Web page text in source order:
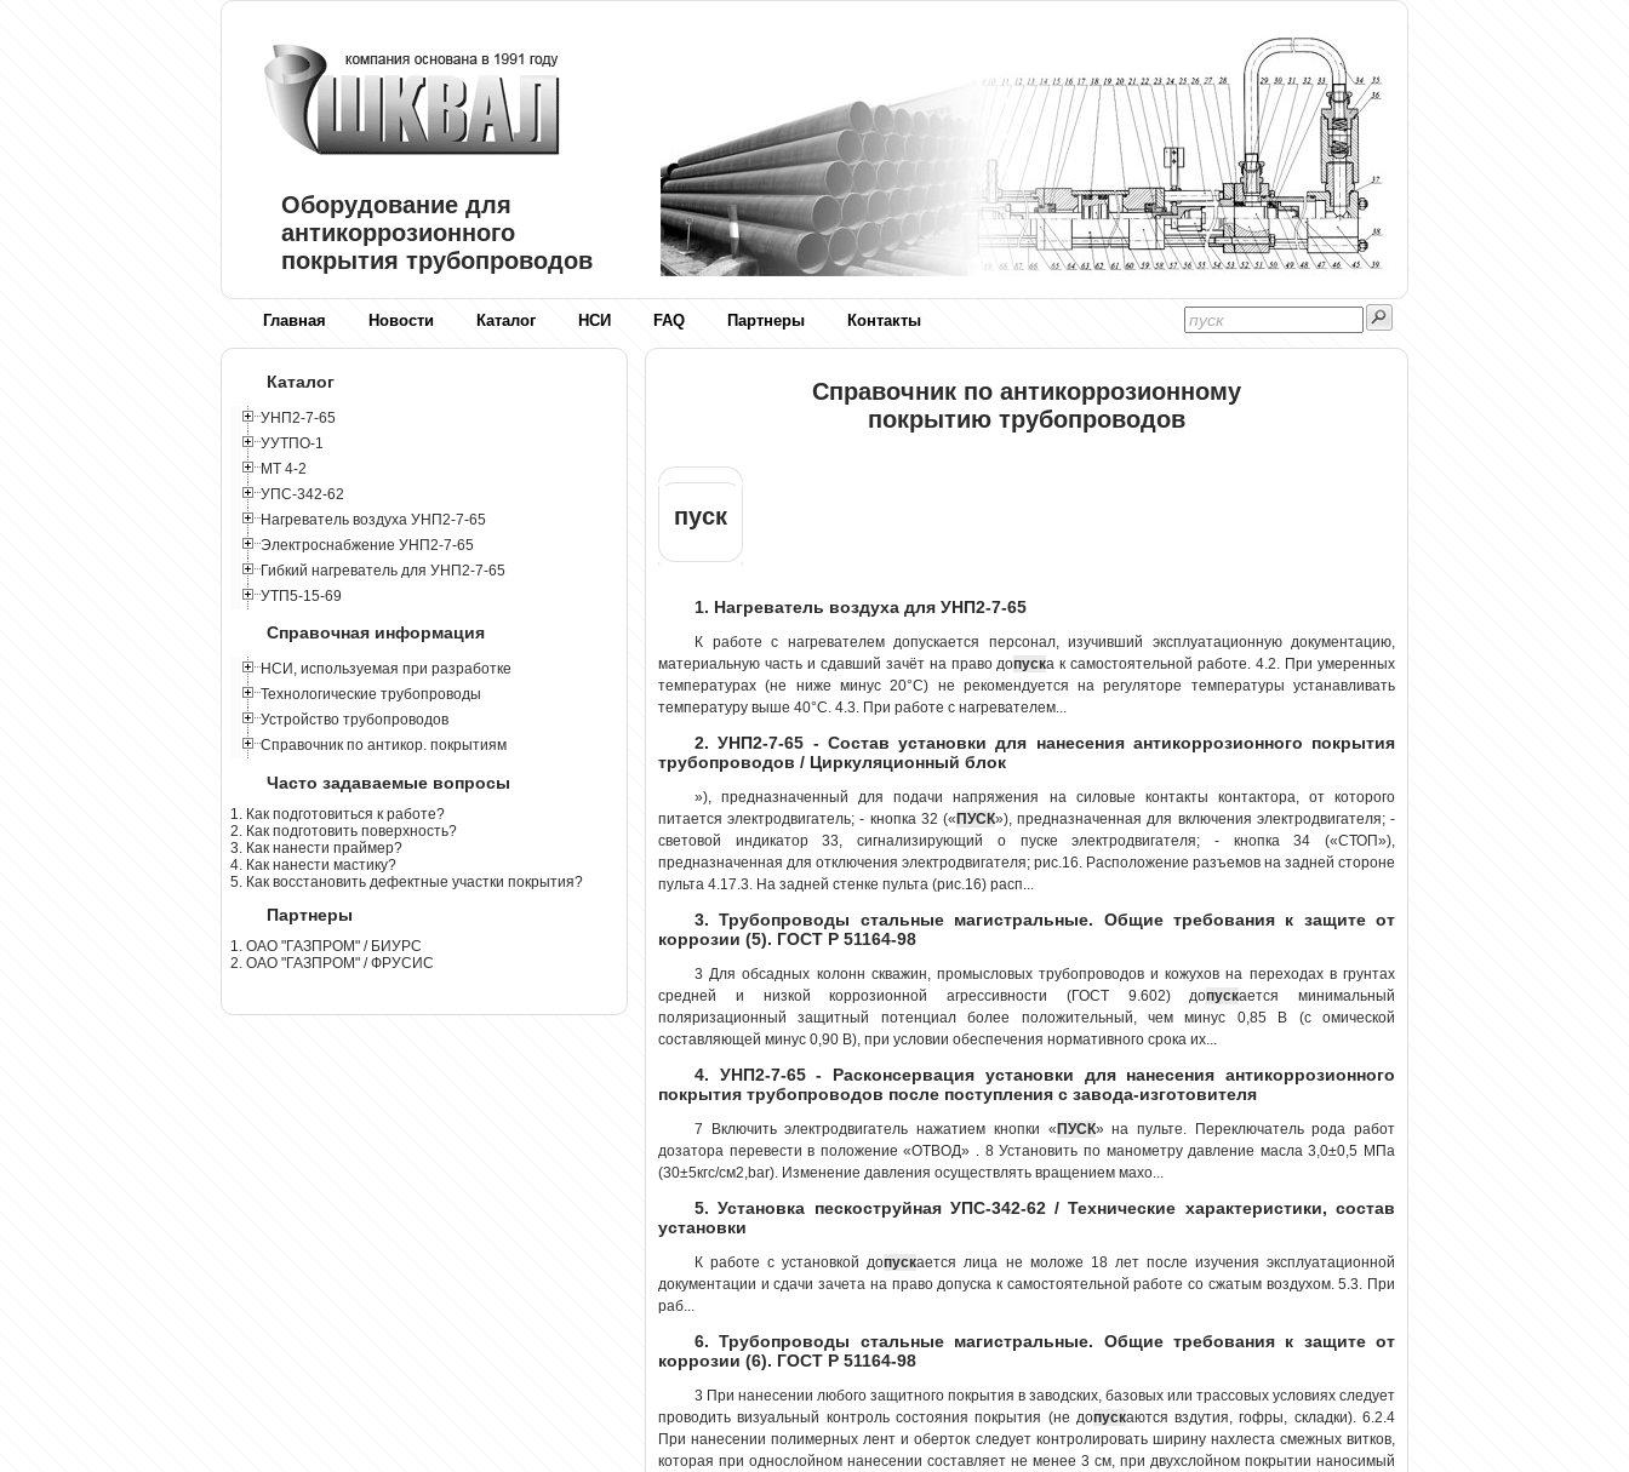
Оборудование для
антикоррозионного
покрытия трубопроводов
Главная Новости Каталог НСИ FAQ Партнеры Контакты
Справочник по антикоррозионному
покрытию трубопроводов
пуск
1. Нагреватель воздуха для УНП2-7-65
К работе с нагревателем допускается персонал, изучивший эксплуатационную документацию,
материальную часть и сдавший зачёт на право допуска к самостоятельной работе. 4.2. При умеренных
температурах (не ниже минус 20°С) не рекомендуется на регуляторе температуры устанавливать
температуру выше 40°С. 4.3. При работе с нагревателем...
2. УНП2-7-65 - Состав установки для нанесения антикоррозионного покрытия
трубопроводов / Циркуляционный блок
»), предназначенный для подачи напряжения на силовые контакты контактора, от которого
питается электродвигатель; - кнопка 32 («ПУСК»), предназначенная для включения электродвигателя; -
световой индикатор 33, сигнализирующий о пуске электродвигателя; - кнопка 34 («СТОП»),
предназначенная для отключения электродвигателя; рис.16. Расположение разъемов на задней стороне
пульта 4.17.3. На задней стенке пульта (рис.16) расп...
3. Трубопроводы стальные магистральные. Общие требования к защите от
коррозии (5). ГОСТ Р 51164-98
3 Для обсадных колонн скважин, промысловых трубопроводов и кожухов на переходах в грунтах
средней и низкой коррозионной агрессивности (ГОСТ 9.602) допускается минимальный
поляризационный защитный потенциал более положительный, чем минус 0,85 В (с омической
составляющей минус 0,90 В), при условии обеспечения нормативного срока их...
4. УНП2-7-65 - Расконсервация установки для нанесения антикоррозионного
покрытия трубопроводов после поступления с завода-изготовителя
7 Включить электродвигатель нажатием кнопки «ПУСК» на пульте. Переключатель рода работ
дозатора перевести в положение «ОТВОД» . 8 Установить по манометру давление масла 3,0±0,5 МПа
(30±5кгс/см2,bar). Изменение давления осуществлять вращением махо...
5. Установка пескоструйная УПС-342-62 / Технические характеристики, состав
установки
К работе с установкой допускается лица не моложе 18 лет после изучения эксплуатационной
документации и сдачи зачета на право допуска к самостоятельной работе со сжатым воздухом. 5.3. При
раб...
6. Трубопроводы стальные магистральные. Общие требования к защите от
коррозии (6). ГОСТ Р 51164-98
3 При нанесении любого защитного покрытия в заводских, базовых или трассовых условиях следует
проводить визуальный контроль состояния покрытия (не допускаются вздутия, гофры, складки). 6.2.4
При нанесении полимерных лент и оберток следует контролировать ширину нахлеста смежных витков,
которая при однослойном нанесении составляет не менее 3 см, при двухслойном покрытии наносимый
Каталог
УНП2-7-65
УУТПО-1
МТ 4-2
УПС-342-62
Нагреватель воздуха УНП2-7-65
Электроснабжение УНП2-7-65
Гибкий нагреватель для УНП2-7-65
УТП5-15-69
Справочная информация
НСИ, используемая при разработке
Технологические трубопроводы
Устройство трубопроводов
Справочник по антикор. покрытиям
Часто задаваемые вопросы
1. Как подготовиться к работе?
2. Как подготовить поверхность?
3. Как нанести праймер?
4. Как нанести мастику?
5. Как восстановить дефектные участки покрытия?
Партнеры
1. ОАО "ГАЗПРОМ" / БИУРС
2. ОАО "ГАЗПРОМ" / ФРУСИС